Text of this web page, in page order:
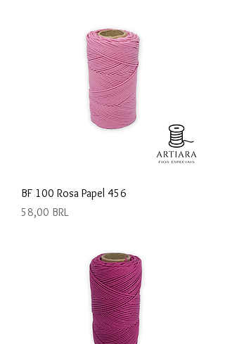
BF 100 Rosa Papel 456
Precio
58,00 BRL